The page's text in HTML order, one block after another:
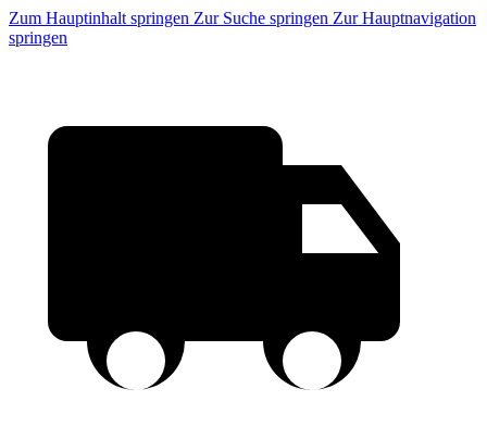
Zum Hauptinhalt springen Zur Suche springen Zur Hauptnavigation
springen